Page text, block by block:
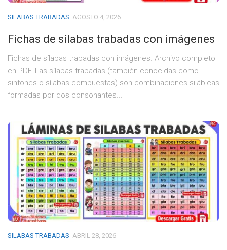
SILABAS TRABADAS AGOSTO 4, 2026
Fichas de sílabas trabadas con imágenes
Fichas de sílabas trabadas con imágenes. Archivo completo
en PDF. Las sílabas trabadas (también conocidas como
sinfones o sílabas compuestas) son combinaciones silábicas
formadas por dos consonantes...
SILABAS TRABADAS ABRIL 28, 2026